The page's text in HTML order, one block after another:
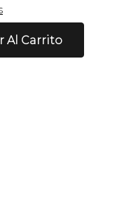
Al Carrito